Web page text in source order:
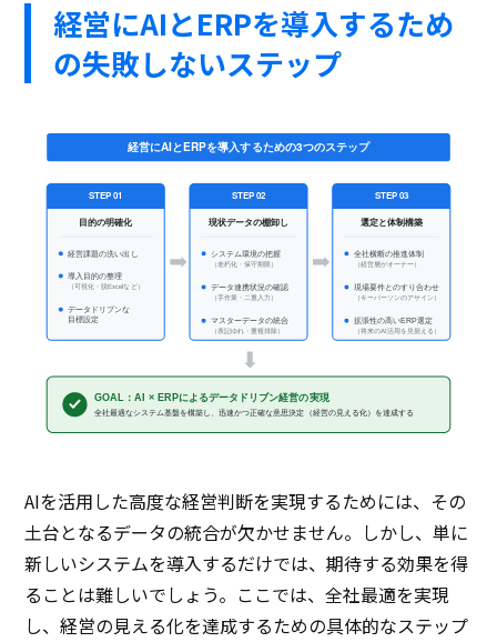
経営にAIとERPを導入するため
の失敗しないステップ
経営にAIとERPを導入するための3つのステップ
STEP 01
目的の明確化
経営課題の洗い出し
導入目的の整理
（可視化・脱Excelなど）
データドリブンな
目標設定
STEP 02
現状データの棚卸し
システム環境の把握
（老朽化・保守期限）
データ連携状況の確認
（手作業・二重入力）
マスターデータの統合
（表記ゆれ・重複排除）
STEP 03
選定と体制構築
全社横断の推進体制
（経営層がオーナー）
現場要件とのすり合わせ
（キーパーソンのアサイン）
拡張性の高いERP選定
（将来のAI活用を見据える）
GOAL：AI × ERPによるデータドリブン経営の実現
全社最適なシステム基盤を構築し、迅速かつ正確な意思決定（経営の見える化）を達成する
AIを活用した高度な経営判断を実現するためには、その
土台となるデータの統合が欠かせません。しかし、単に
新しいシステムを導入するだけでは、期待する効果を得
ることは難しいでしょう。ここでは、全社最適を実現
し、経営の見える化を達成するための具体的なステップ